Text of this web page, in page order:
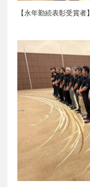
【永年勤続表彰受賞者】